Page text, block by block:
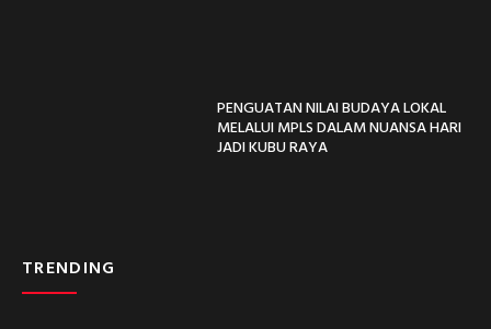
PENGUATAN NILAI BUDAYA LOKAL
MELALUI MPLS DALAM NUANSA HARI
JADI KUBU RAYA
TRENDING